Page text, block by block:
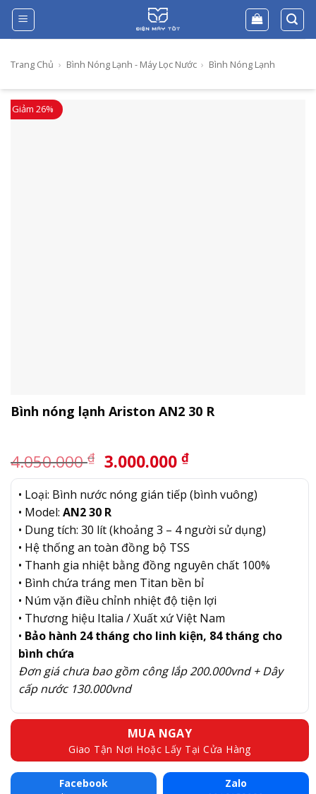
Skip
content
Trang Chủ › Bình Nóng Lạnh - Máy Lọc Nước › Bình Nóng Lạnh
Giảm 26%
Bình nóng lạnh Ariston AN2 30 R
4.050.000₫ Giá
gốc
là:
4.050.000 ₫.
3.000.000 ₫Giá
hiện
tại
3.000.000 ₫.
• Loại: Bình nước nóng gián tiếp (bình vuông)
• Model: AN2 30 R
• Dung tích: 30 lít (khoảng 3 – 4 người sử dụng)
• Hệ thống an toàn đồng bộ TSS
• Thanh gia nhiệt bằng đồng nguyên chất 100%
• Bình chứa tráng men Titan bền bỉ
• Núm vặn điều chỉnh nhiệt độ tiện lợi
• Thương hiệu Italia / Xuất xứ Việt Nam
• Bảo hành 24 tháng cho linh kiện, 84 tháng cho
bình chứa
Đơn giá chưa bao gồm công lắp 200.000vnd + Dây
cấp nước 130.000vnd
MUA NGAY
Giao Tận Nơi Hoặc Lấy Tại Cửa Hàng
Facebook
Zalo